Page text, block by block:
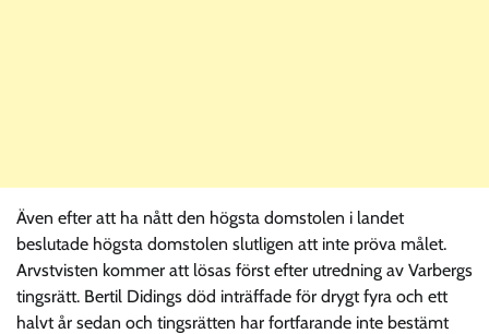
Även efter att ha nått den högsta domstolen i landet
beslutade högsta domstolen slutligen att inte pröva målet.
Arvstvisten kommer att lösas först efter utredning av Varbergs
tingsrätt. Bertil Didings död inträffade för drygt fyra och ett
halvt år sedan och tingsrätten har fortfarande inte bestämt